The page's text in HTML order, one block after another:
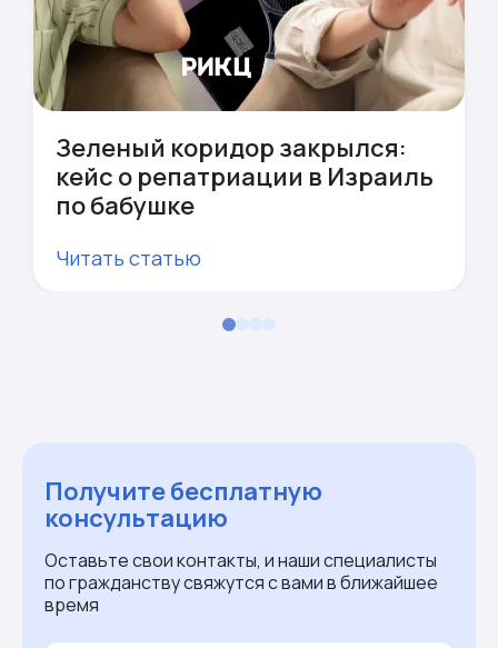
Зеленый коридор закрылся:
кейс о репатриации в Израиль
по бабушке
Читать статью
Получите бесплатную
консультацию
Оставьте свои контакты, и наши специалисты
по гражданству свяжутся с вами в ближайшее
время